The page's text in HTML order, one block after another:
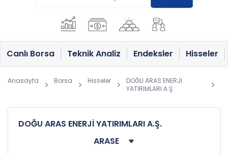
Canlı Borsa Teknik Analiz Endeksler Hisseler
Anasayfa Borsa Hisseler
DOĞU ARAS ENERJİ
YATIRIMLARI A.Ş.
DOĞU ARAS ENERJİ YATIRIMLARI A.Ş.